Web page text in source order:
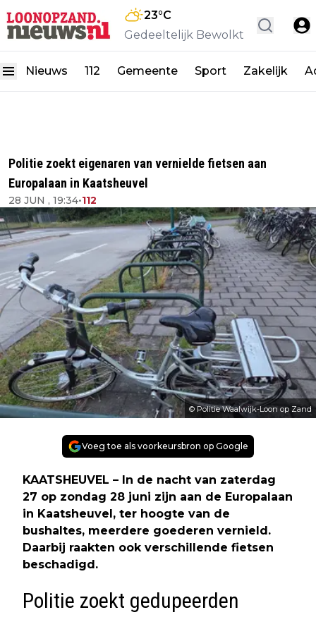
23°C
Gedeeltelijk Bewolkt
Nieuws 112 Gemeente Sport Zakelijk
Politie zoekt eigenaren van vernielde fietsen aan
Europalaan in Kaatsheuvel
28 JUN , 19:34•112
© Politie Waalwijk-Loon op Zand
Voeg toe als voorkeursbron op Google
KAATSHEUVEL – In de nacht van zaterdag
27 op zondag 28 juni zijn aan de Europalaan
in Kaatsheuvel, ter hoogte van de
bushaltes, meerdere goederen vernield.
Daarbij raakten ook verschillende fietsen
beschadigd.
Politie zoekt gedupeerden